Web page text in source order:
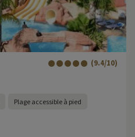
(9.4/10)
Plage accessible à pied